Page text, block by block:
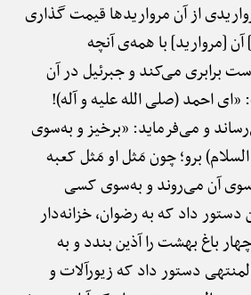
از آن مرواریدها قیمت گذاری
[مروارید] با همه‌ی آنچه
برابری می‌کند و جبرئیل در آن
احمد (صلی الله علیه و آله)!
و می‌فرماید: «برخیز و به‌سوی
برو؛ چون مَثل او مَثل کعبه
آن می‌روند و به‌سوی کسی
داد که به رضوان، خزانه‌دار
باغ بهشت را آذین بندد و به
دستور داد که زیورآلات و